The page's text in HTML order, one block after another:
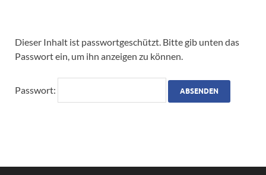
Dieser Inhalt ist passwortgeschützt. Bitte gib unten das
Passwort ein, um ihn anzeigen zu können.
Passwort: